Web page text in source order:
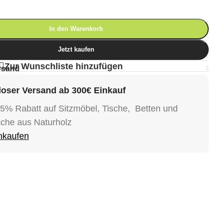
In den Warenkorb
Jetzt kaufen
Zur Wunschliste hinzufügen
Versand ab 300€ Einkauf
Rabatt auf Sitzmöbel, Tische, Betten und
aus Naturholz